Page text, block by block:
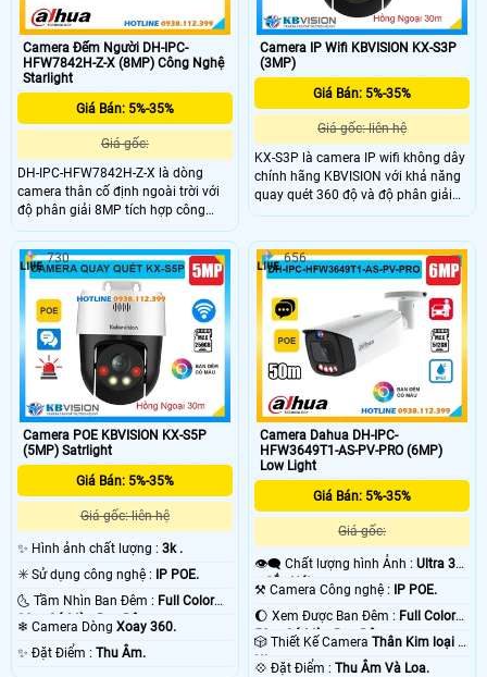
Camera Đếm Người DH-IPC-
HFW7842H-Z-X (8MP) Công Nghệ
Starlight
Giá Bán: 5%-35%
Giá gốc:
DH-IPC-HFW7842H-Z-X là dòng
camera thân cố định ngoài trời với
độ phân giải 8MP tích hợp công
nghệ hồng ngoại ban đêm lên đến
60m và khe cắm thẻ nhớ hỗ trợ tối
đa 1TB. Camera hỗ trợ đếm người,
nhận diện khuôn mặt thông minh,
chuẩn nén POE, đạt tiêu chuẩn
chống nước IP67, phù hợp cho các
khu vực giám sát ngoài trời kèm
tính năng quản lý chỗ đỗ xe hiệu
quả cho các bãi giữ xe thông minh.
Camera IP Wifi KBVISION KX-S3P
(3MP)
Giá Bán: 5%-35%
Giá gốc: liên hệ
KX-S3P là camera IP wifi không dây
chính hãng KBVISION với khả năng
quay quét 360 độ và độ phân giải
3MP cho hình ảnh sắc nét, sống
đàm thoại 2 chiều, hồng ngoại 30m
full color, còi hú và đèn chớp báo
động hiệu quả. Hỗ trợ khe thẻ nhớ
lên đến 256GB, kết nối POE tiện lợi,
camera KX-S3P là lựa chọn giá rẻ,
chất lượng cao cho mọi không gian.
Camera POE KBVISION KX-S5P
(5MP) Satrlight
Giá Bán: 5%-35%
Giá gốc: liên hệ
✨ Hình ảnh chất lượng : 3k .
✳️ Sử dụng công nghệ : IP POE.
🌜 Tầm Nhìn Ban Đêm : Full Color
30m Có Màu Ban Ðêm.
❄ Camera Dòng Xoay 360.
️✨ Đặt Điểm : Thu Âm.
730
Camera Dahua DH-IPC-
HFW3649T1-AS-PV-PRO (6MP)
Low Light
Giá Bán: 5%-35%
Giá gốc:
👁️‍🗨 Chất lượng hình Ảnh :Ultra 3k
+ Sắc Nét .
⚒ Camera Công nghệ : IP POE.
🌔 Xem Được Ban Đêm : Full Color
50m Có Màu Ban Ðêm.
🎲 Thiết Kế CameraThân Kim loại +
Nhựa.
️💠 Đặt Điểm :Thu Âm Và Loa.
656